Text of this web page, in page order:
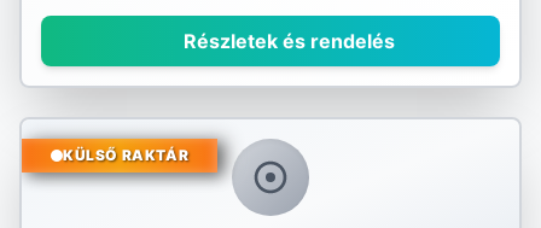
Részletek és rendelés
KÜLSŐ RAKTÁR